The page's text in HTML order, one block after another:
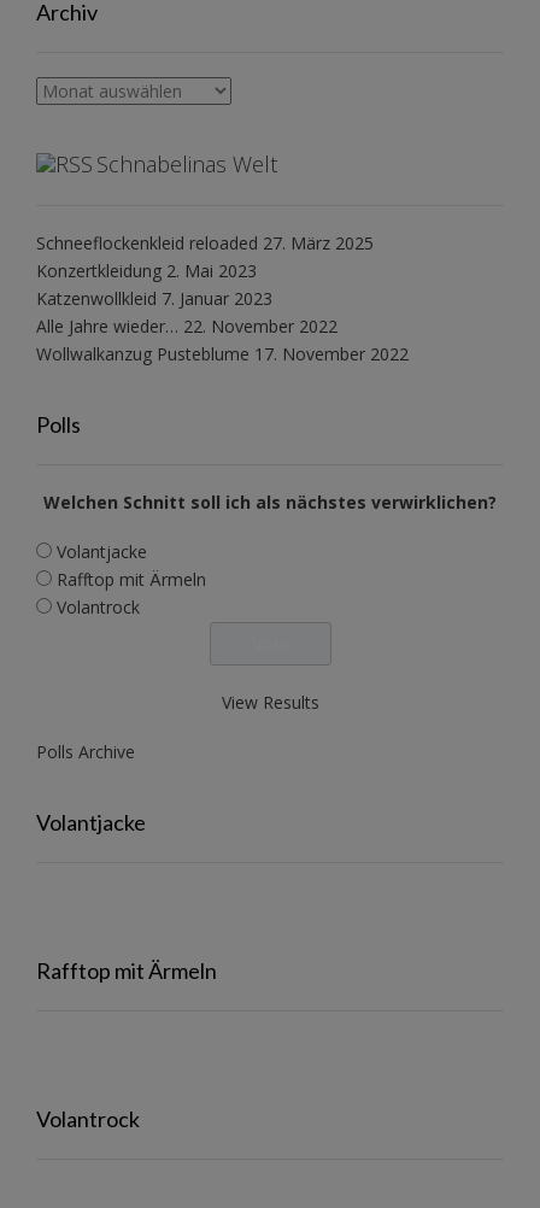
Archiv
Archiv
Schnabelinas Welt
Schneeflockenkleid reloaded 27. März 2025
Konzertkleidung 2. Mai 2023
Katzenwollkleid 7. Januar 2023
Alle Jahre wieder… 22. November 2022
Wollwalkanzug Pusteblume 17. November 2022
Polls
Welchen Schnitt soll ich als nächstes verwirklichen?
Volantjacke
Rafftop mit Ärmeln
Volantrock
View Results
Polls Archive
Volantjacke
Rafftop mit Ärmeln
Volantrock